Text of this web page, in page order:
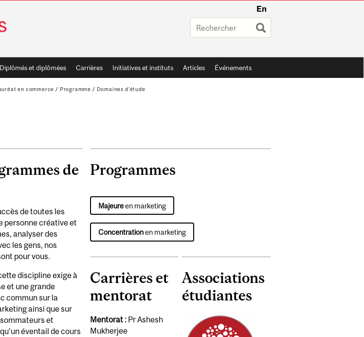
En
Diplômés et diplômées Carrières Initiatives et instituts Articles Événements
en commerce / Programme / Domaines d’étude
de
de toutes les
personne créative et
analyser des
les gens, nos
pour vous.
discipline exige à
et une grande
commun sur la
ainsi que sur
et
éventail de cours
Programmes
Majeureen marketing
Concentrationen marketing
Carrières et
mentorat
Mentorat : Pr Ashesh
Mukherjee
Associations
étudiantes